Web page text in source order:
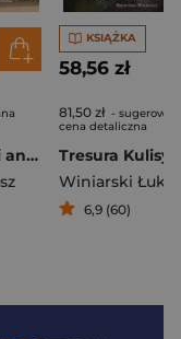
Dzieci operacji antypolskiej mówią
KSIĄŻKA
58,56 zł
81,50 zł -
cena detaliczna
6,9 (60)